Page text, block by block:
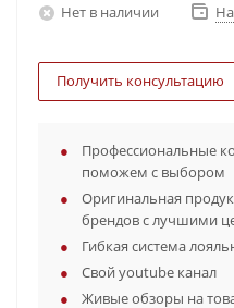
Нет в наличии
Получить консультацию
Профессиональные
поможем с выбором
Оригинальная
брендов с лучшими
Гибкая система
Свой youtube канал
Живые обзоры на